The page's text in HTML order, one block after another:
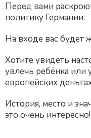
Перед вами
политику Германии.
На входе вас будет
Хотите увидеть
увлечь ребёнка или
европейских
История, место и
это очень интересно!